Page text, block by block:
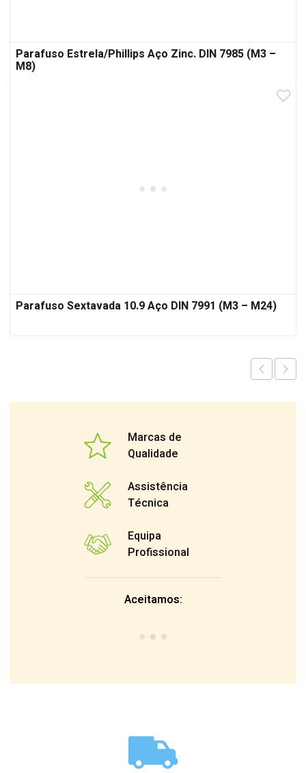
Parafuso Estrela/Phillips Aço Zinc. DIN 7985 (M3 –
M8)
Parafuso Sextavada 10.9 Aço DIN 7991 (M3 – M24)
Marcas de
Qualidade
Assistência
Técnica
Equipa
Profissional
Aceitamos: